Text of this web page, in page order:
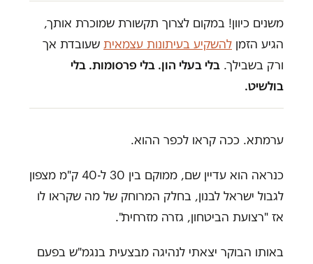
משנים כיוון! במקום לצרוך תקשורת שמוכרת אותך,
הגיע הזמן להשקיע בעיתונות עצמאית שעובדת אך
ורק בשבילך. בלי בעלי הון. בלי פרסומות. בלי
בולשיט.
ערמתא. ככה קראו לכפר ההוא.
כנראה הוא עדיין שם, ממוקם בין 30 ל-40 ק"מ מצפון
לגבול ישראל לבנון, בחלק המרוחק של מה שקראו לו
אז "רצועת הביטחון, גזרה מזרחית".
באותו הבוקר יצאתי לנהיגה מבצעית בנגמ"ש בפעם